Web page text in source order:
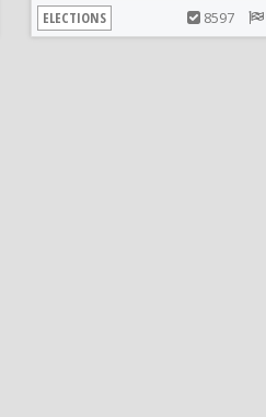
ELECTIONS 8597